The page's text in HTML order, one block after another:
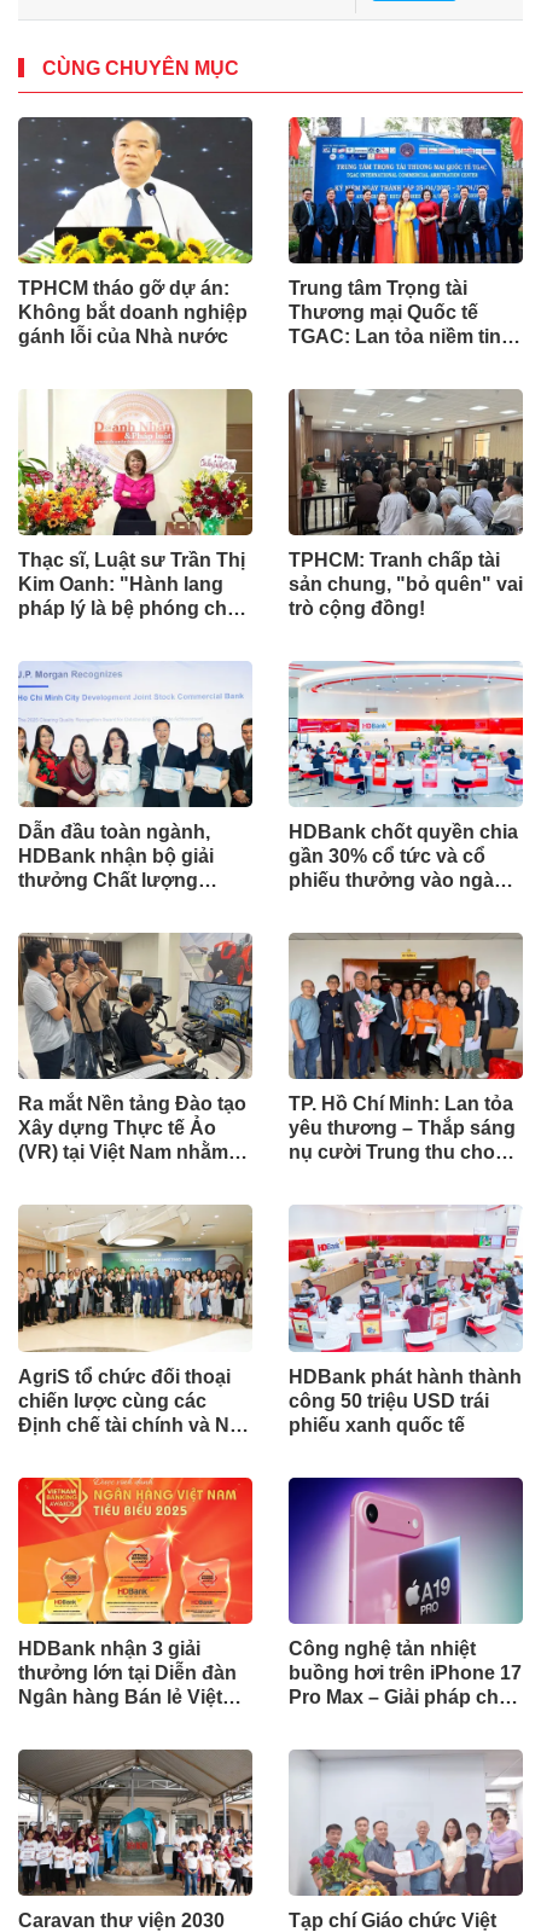
CÙNG CHUYÊN MỤC
TPHCM tháo gỡ dự án:
Không bắt doanh nghiệp
gánh lỗi của Nhà nước
Trung tâm Trọng tài
Thương mại Quốc tế
TGAC: Lan tỏa niềm tin,
Thạc sĩ, Luật sư Trần Thị
Kim Oanh: "Hành lang
pháp lý là bệ phóng cho
TPHCM: Tranh chấp tài
sản chung, "bỏ quên" vai
trò cộng đồng!
Dẫn đầu toàn ngành,
HDBank nhận bộ giải
thưởng Chất lượng
2025 từ JP Morgan
Chase
HDBank chốt quyền chia
gần 30% cổ tức và cổ
phiếu thưởng vào ngày
khánh thành 245 dự án
Ra mắt Nền tảng Đào tạo
Xây dựng Thực tế Ảo
(VR) tại Việt Nam nhằm
Nghề nghiệp
TP. Hồ Chí Minh: Lan tỏa
yêu thương – Thắp sáng
nụ cười Trung thu cho
AgriS tổ chức đối thoại
chiến lược cùng các
Định chế tài chính và Nhà
HDBank phát hành thành
công 50 triệu USD trái
phiếu xanh quốc tế
HDBank nhận 3 giải
thưởng lớn tại Diễn đàn
Ngân hàng Bán lẻ Việt
Công nghệ tản nhiệt
buồng hơi trên iPhone 17
Pro Max – Giải pháp cho
Caravan thư viện 2030
Tạp chí Giáo chức Việt